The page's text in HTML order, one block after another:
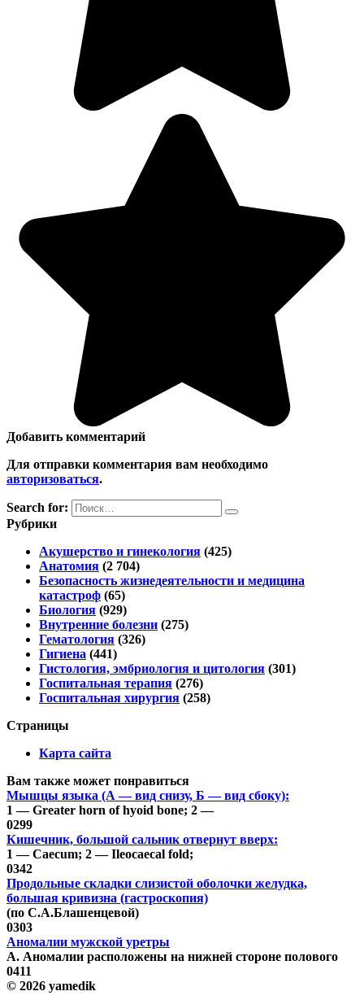
Добавить комментарий
Для отправки комментария вам необходимо
авторизоваться.
Search for:
Рубрики
Акушерство и гинекология (425)
Анатомия (2 704)
Безопасность жизнедеятельности и медицина
катастроф (65)
Биология (929)
Внутренние болезни (275)
Гематология (326)
Гигиена (441)
Гистология, эмбриология и цитология (301)
Госпитальная терапия (276)
Госпитальная хирургия (258)
Страницы
Карта сайта
Вам также может понравиться
Мышцы языка (А — вид снизу, Б — вид сбоку):
1 — Greater horn of hyoid bone; 2 —
0299
Кишечник, большой сальник отвернут вверх:
1 — Caecum; 2 — Ileocaecal fold;
0342
Продольные складки слизистой оболочки желудка,
большая кривизна (гастроскопия)
(по С.А.Блашенцевой)
0303
Аномалии мужской уретры
А. Аномалии расположены на нижней стороне полового
0411
© 2026 yamedik